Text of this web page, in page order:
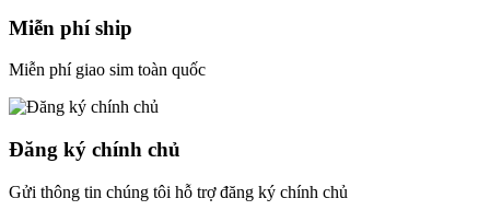
Miễn phí ship
Miễn phí giao sim toàn quốc
Đăng ký chính chủ
Gửi thông tin chúng tôi hỗ trợ đăng ký chính chủ